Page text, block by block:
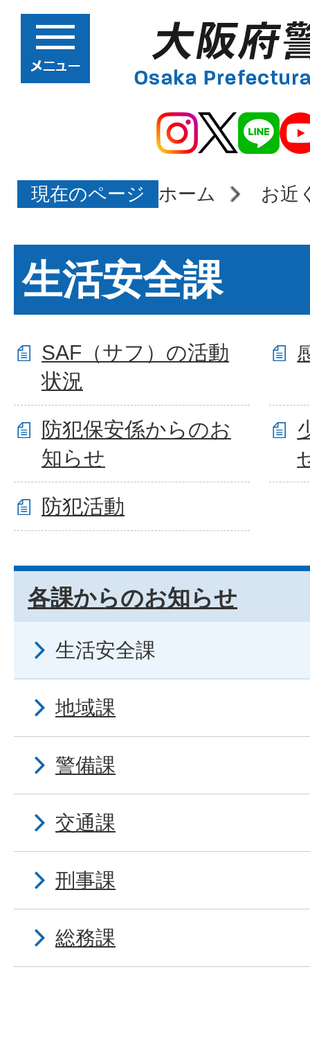
現在のページ ホーム お近
生活安全課
SAF（サフ）の活動
状況
防犯保安係からのお
知らせ
防犯活動
各課からのお知らせ
生活安全課
地域課
警備課
交通課
刑事課
総務課